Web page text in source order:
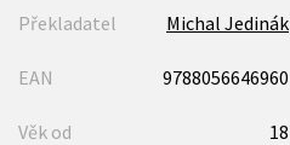
Překladatel Michal Jedinák
EAN 9788056646960
Věk od 18